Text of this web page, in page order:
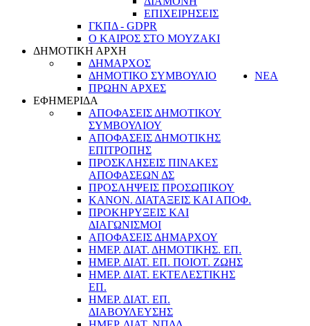
ΕΠΙΧΕΙΡΗΣΕΙΣ
ΓΚΠΔ - GDPR
Ο ΚΑΙΡΟΣ ΣΤΟ ΜΟΥΖΑΚΙ
ΔΗΜΟΤΙΚΗ ΑΡΧΗ
ΔΗΜΑΡΧΟΣ
ΔΗΜΟΤΙΚΟ ΣΥΜΒΟΥΛΙΟ
ΠΡΩΗΝ ΑΡΧΕΣ
ΝΕΑ
ΕΦΗΜΕΡΙΔΑ
ΑΠΟΦΑΣΕΙΣ ΔΗΜΟΤΙΚΟΥ
ΣΥΜΒΟΥΛΙΟΥ
ΑΠΟΦΑΣΕΙΣ ΔΗΜΟΤΙΚΗΣ
ΕΠΙΤΡΟΠΗΣ
ΠΡΟΣΚΛΗΣΕΙΣ ΠΙΝΑΚΕΣ
ΑΠΟΦΑΣΕΩΝ ΔΣ
ΠΡΟΣΛΗΨΕΙΣ ΠΡΟΣΩΠΙΚΟΥ
ΚΑΝΟΝ. ΔΙΑΤΑΞΕΙΣ ΚΑΙ ΑΠΟΦ.
ΠΡΟΚΗΡΥΞΕΙΣ ΚΑΙ
ΔΙΑΓΩΝΙΣΜΟΙ
ΑΠΟΦΑΣΕΙΣ ΔΗΜΑΡΧΟΥ
ΗΜΕΡ. ΔΙΑΤ. ΔΗΜΟΤΙΚΗΣ. ΕΠ.
ΗΜΕΡ. ΔΙΑΤ. ΕΠ. ΠΟΙOΤ. ΖΩΗΣ
ΗΜΕΡ. ΔΙΑΤ. ΕΚΤΕΛΕΣΤΙΚΗΣ
ΕΠ.
ΗΜΕΡ. ΔΙΑΤ. ΕΠ.
ΔΙΑΒΟΥΛΕΥΣΗΣ